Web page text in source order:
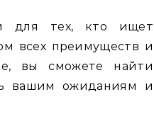
для тех, кто ищет
всех преимуществ и
вы сможете найти
вашим ожиданиям и